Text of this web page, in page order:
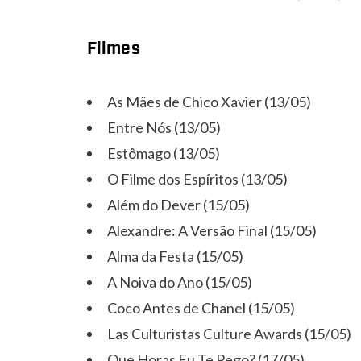
Filmes
As Mães de Chico Xavier (13/05)
Entre Nós (13/05)
Estômago (13/05)
O Filme dos Espíritos (13/05)
Além do Dever (15/05)
Alexandre: A Versão Final (15/05)
Alma da Festa (15/05)
A Noiva do Ano (15/05)
Coco Antes de Chanel (15/05)
Las Culturistas Culture Awards (15/05)